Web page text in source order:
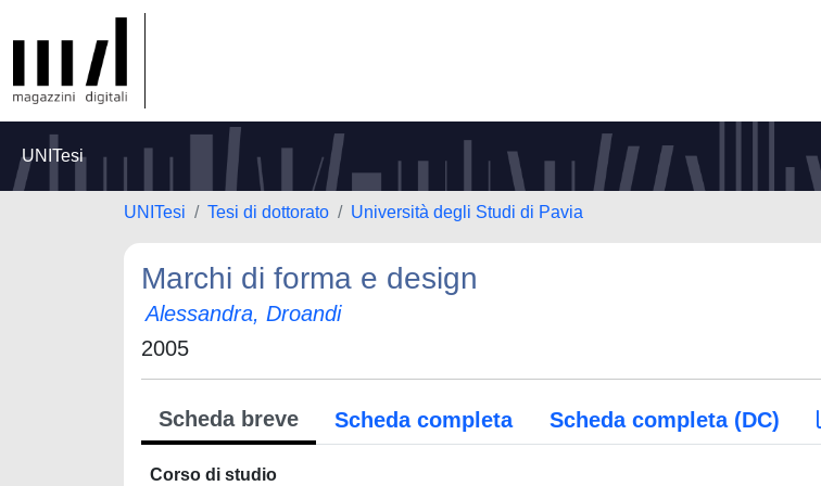
UNITesi
UNITesi Tesi di dottorato Università degli Studi di Pavia
Marchi di forma e design
Alessandra, Droandi
2005
Scheda breve Scheda completa Scheda completa (DC)
Corso di studio